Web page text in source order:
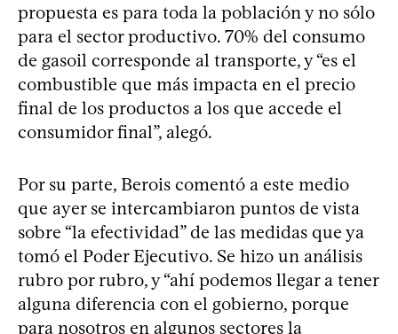
propuesta es para toda la población y no sólo
para el sector productivo. 70% del consumo
de gasoil corresponde al transporte, y “es el
combustible que más impacta en el precio
final de los productos a los que accede el
consumidor final”, alegó.
Por su parte, Berois comentó a este medio
que ayer se intercambiaron puntos de vista
sobre “la efectividad” de las medidas que ya
tomó el Poder Ejecutivo. Se hizo un análisis
rubro por rubro, y “ahí podemos llegar a tener
alguna diferencia con el gobierno, porque
para nosotros en algunos sectores la